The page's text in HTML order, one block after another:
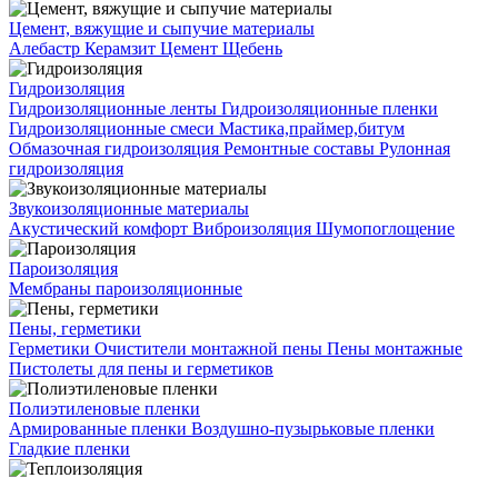
Цемент, вяжущие и сыпучие материалы
Алебастр Керамзит Цемент Щебень
Гидроизоляция
Гидроизоляционные ленты Гидроизоляционные пленки
Гидроизоляционные смеси Мастика,праймер,битум
Обмазочная гидроизоляция Ремонтные составы Рулонная
гидроизоляция
Звукоизоляционные материалы
Акустический комфорт Виброизоляция Шумопоглощение
Пароизоляция
Мембраны пароизоляционные
Пены, герметики
Герметики Очистители монтажной пены Пены монтажные
Пистолеты для пены и герметиков
Полиэтиленовые пленки
Армированные пленки Воздушно-пузырьковые пленки
Гладкие пленки